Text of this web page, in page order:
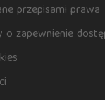
przepisami prawa
o zapewnienie